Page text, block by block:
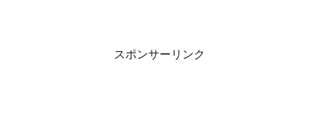
スポンサーリンク